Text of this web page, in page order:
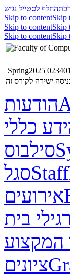
החלף לסטייל נגיש
Skip to contentSkip
Skip to contentSkip
Skip to contentSkip
ישירה לקורס זה
הודעות
כללי
סילבוס
סגלStaff
אירועים
בית
המקצוע
ציונים